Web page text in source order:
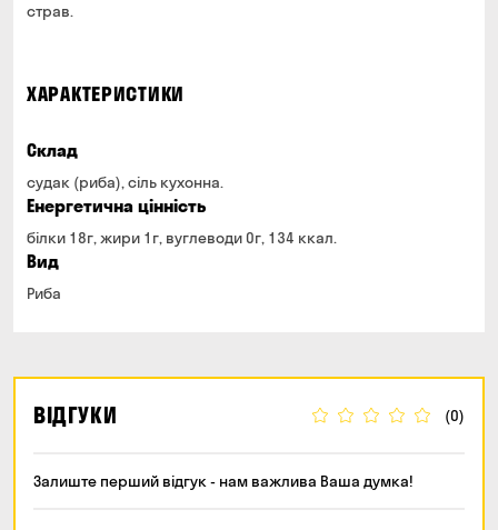
страв.
ХАРАКТЕРИСТИКИ
Склад
судак (риба), сіль кухонна.
Енергетична цінність
білки 18г, жири 1г, вуглеводи 0г, 134 ккал.
Вид
Риба
ВІДГУКИ (0)
Залиште перший відгук - нам важлива Ваша думка!